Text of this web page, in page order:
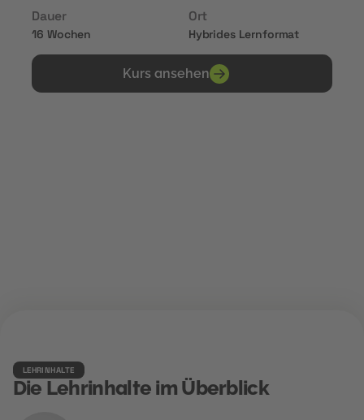
Dauer
16 Wochen
Ort
Hybrides Lernformat
Kurs ansehen
LEHRINHALTE
Die Lehrinhalte im Überblick